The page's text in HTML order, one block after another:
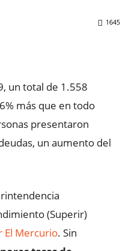
1645
un total de 1.558
más que en todo
presentaron
un aumento del
(Superir)
El Mercurio. Sin